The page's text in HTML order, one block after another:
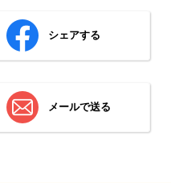
シェアする
メールで送る